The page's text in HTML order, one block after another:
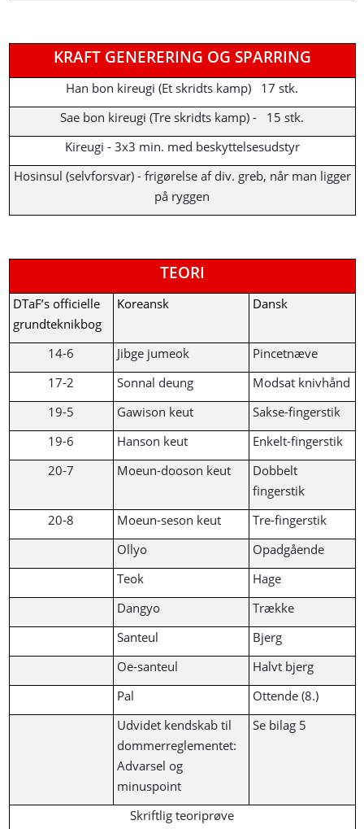
KRAFT GENERERING OG SPARRING
Han bon kireugi (Et skridts kamp) 17 stk.
Sae bon kireugi (Tre skridts kamp) - 15 stk.
Kireugi - 3x3 min. med beskyttelsesudstyr
Hosinsul (selvforsvar) - frigørelse af div. greb, når man ligger
på ryggen
TEORI
DTaF’s officielle
grundteknikbog
Koreansk Dansk
14-6 Jibge jumeok
Pincetnæve
17-2
Sonnal deung
Modsat knivhånd
19-5
Gawison keut
Sakse-fingerstik
19-6
Hanson keut
Enkelt-fingerstik
20-7
Moeun-dooson keut
Dobbelt
fingerstik
20-8
Moeun-seson keut
Tre-fingerstik
Ollyo
Opadgående
Teok
Hage
Dangyo
Trække
Santeul
Bjerg
Oe-santeul
Halvt bjerg
Pal
Ottende (8.)
Udvidet kendskab til
dommerreglementet:
Advarsel og
minuspoint
Se bilag 5
Skriftlig teoriprøve‍‍